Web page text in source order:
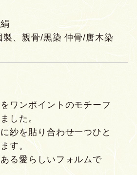
、親骨/黒染 仲骨/唐木染
ワンポイントのモチーフ
した。
紗を貼り合わせ一つひと
す。
る愛らしいフォルムで